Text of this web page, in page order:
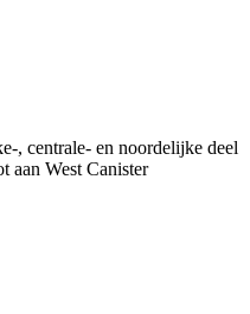
, centrale- en noordelijke deel
aan West Canister